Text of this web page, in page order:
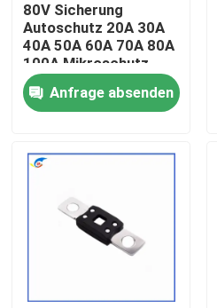
Werksbesichtigung
Qualitätskontrolle
Rechtssachen
Ptc-Thermistor
80V Sicherung
Autoschutz 20A 30A
40A 50A 60A 70A 80A
100A Mikroschutz
Anfrage absenden